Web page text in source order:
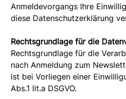
Anmeldevorgangs Ihre
diese Datenschutzerklärung
Rechtsgrundlage für die
Rechtsgrundlage für die
nach Anmeldung zum
ist bei Vorliegen einer
Abs.1 lit.a DSGVO.